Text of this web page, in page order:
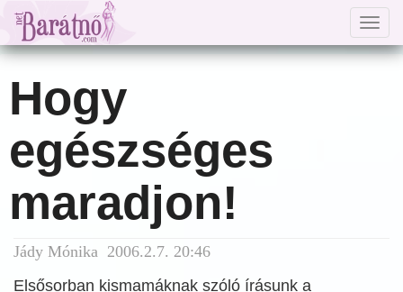
Hogy
egészséges
maradjon!
Jády Mónika 2006.2.7. 20:46
Elsősorban kismamáknak szóló írásunk a